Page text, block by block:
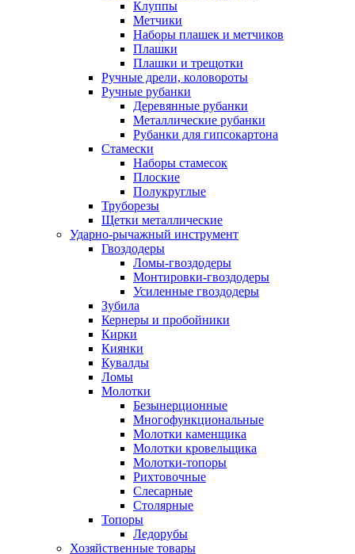
Клуппы
Метчики
Наборы плашек и метчиков
Плашки
Плашки и трещотки
Ручные дрели, коловороты
Ручные рубанки
Деревянные рубанки
Металлические рубанки
Рубанки для гипсокартона
Стамески
Наборы стамесок
Плоские
Полукруглые
Труборезы
Щетки металлические
Ударно-рычажный инструмент
Гвоздодеры
Ломы-гвоздодеры
Монтировки-гвоздодеры
Усиленные гвоздодеры
Зубила
Кернеры и пробойники
Кирки
Киянки
Кувалды
Ломы
Молотки
Безынерционные
Многофункциональные
Молотки каменщика
Молотки кровельщика
Молотки-топоры
Рихтовочные
Слесарные
Столярные
Топоры
Ледорубы
Хозяйственные товары